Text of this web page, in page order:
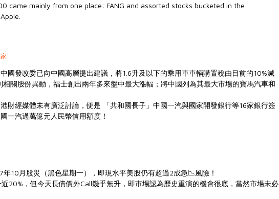
came mainly from one place: FANG and assorted stocks bucketed in the
國發改委已向中國高層提出建議，將1.6升及以下的乘用車車輛購置稅由目前的10%減
關股份異動，福士創出兩年多來盤中最大漲幅；將中國列為其最大市場的寶馬汽車和
港財經媒體未有廣泛討論，便是 「共和國長子 」中國一汽與國家開發銀行等16家銀行簽
一汽過萬億元人民幣信用額度！
10月股災（黑色星期一），即現水平美股仍有超過2成急📉風險！
20%，但今天長債價外Call幾乎無升，即市場認為歷史重演的機會很底，當然市場未必